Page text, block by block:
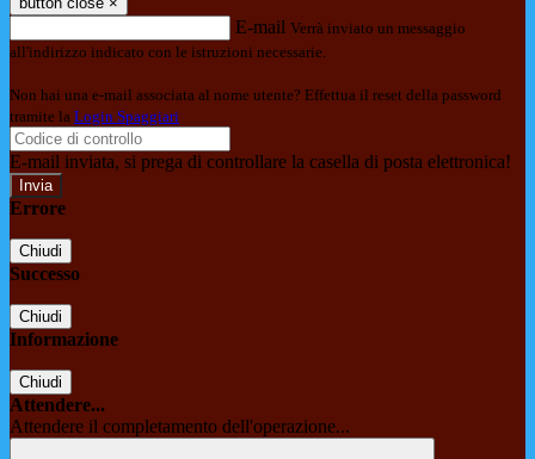
E-mail Verrà inviato un messaggio
all'indirizzo indicato con le istruzioni necessarie.
Non hai una e-mail associata al nome utente? Effettua il reset della password
tramite la Login Spaggiari
E-mail inviata, si prega di controllare la casella di posta elettronica!
Errore
Chiudi
Successo
Chiudi
Informazione
Chiudi
Attendere...
Attendere il completamento dell'operazione...